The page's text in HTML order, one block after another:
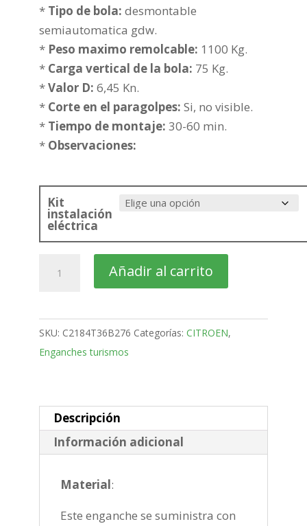
precios:
342,19€
hasta
* Tipo de bola: desmontable
semiautomatica gdw.
* Peso maximo remolcable: 1100 Kg.
* Carga vertical de la bola: 75 Kg.
*Valor D: 6,45 Kn.
* Corte en el paragolpes: Si, no visible.
* Tiempo de montaje: 30-60 min.
* Observaciones:
Kit
instalación
eléctrica
4
puertas
Bola
gdw
de
2016-
Añadir al carrito
SKU: C2184T36B276 Categorías: CITROEN,
Enganches turismos
Descripción
Información adicional
Material:
Este enganche se suministra con